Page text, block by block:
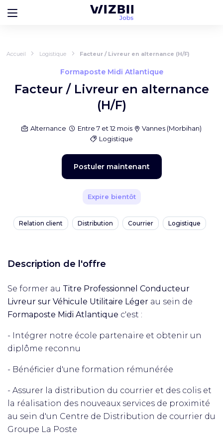
Accueil Logistique Facteur / Livreur en alternance (H/F)
Formaposte Midi Atlantique
Facteur / Livreur en alternance
(H/F)
Alternance Entre 7 et 12 mois Vannes (Morbihan)
Logistique
Postuler maintenant
Expire bientôt
Relation client Distribution Courrier Logistique
Description de l'offre
Se former au Titre Professionnel Conducteur
Livreur sur Véhicule Utilitaire Léger au sein de
Formaposte Midi Atlantique c'est :
- Intégrer notre école partenaire et obtenir un
diplôme reconnu
- Bénéficier d'une formation rémunérée
- Assurer la distribution du courrier et des colis et
la réalisation des nouveaux services de proximité
au sein d'un Centre de Distribution de courrier du
Groupe La Poste